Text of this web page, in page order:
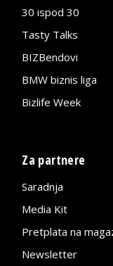
30 ispod 30
Tasty Talks
BIZBendovi
BMW biznis liga
Bizlife Week
Za partnere
Saradnja
Media Kit
Pretplata na
Newsletter